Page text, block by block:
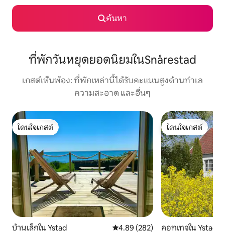
ค้นหา
ที่พักวันหยุดยอดนิยมในSnårestad
เกสต์เห็นพ้อง: ที่พักเหล่านี้ได้รับคะแนนสูงด้านทำเล
ความสะอาด และอื่นๆ
โดนใจเกสต์
โดนใจเกสต์
บ้านเล็กใน Ystad คะแนนเฉลี่ย 4.89 จาก 5, 282 รีวิว
4.89 (282)
โดนใจเกสต์
โดนใจเกสต์
คอทเทจใน Ystad